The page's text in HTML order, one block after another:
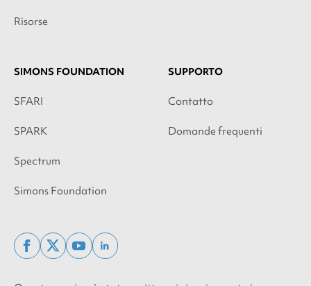
Risorse
SIMONS FOUNDATION
SFARI
SPARK
Spectrum
Simons Foundation
SUPPORTO
Contatto
Domande frequenti
facebook
x
youtubelinkedin